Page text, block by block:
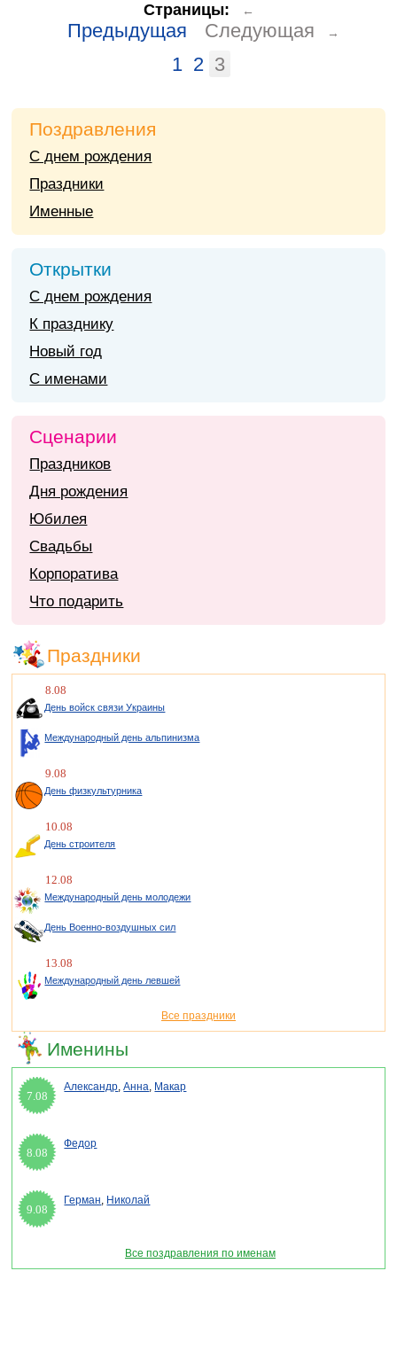
Страницы: ←
Предыдущая Следующая →
1 2 3
Поздравления
С днем рождения
Праздники
Именные
Открытки
С днем рождения
К празднику
Новый год
С именами
Сценарии
Праздников
Дня рождения
Юбилея
Свадьбы
Корпоратива
Что подарить
Праздники
8.08
День войск связи Украины
Международный день альпинизма
9.08
День физкультурника
10.08
День строителя
12.08
Международный день молодежи
День Военно-воздушных сил
13.08
Международный день левшей
Все праздники
Именины
7.08
Александр,Анна, Макар
8.08
Федор
9.08
Герман, Николай
Все поздравления по именам